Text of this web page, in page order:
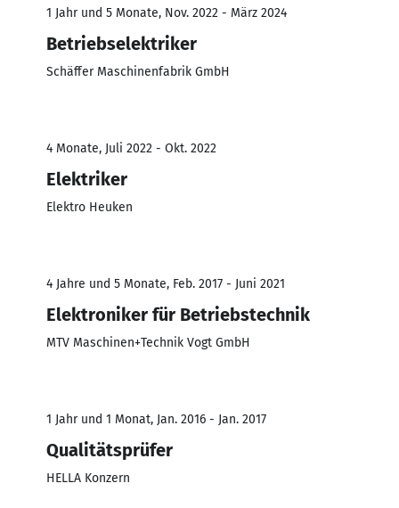
1 Jahr und 5 Monate, Nov. 2022 - März 2024
Betriebselektriker
Schäffer Maschinenfabrik GmbH
4 Monate, Juli 2022 - Okt. 2022
Elektriker
Elektro Heuken
4 Jahre und 5 Monate, Feb. 2017 - Juni 2021
Elektroniker für Betriebstechnik
MTV Maschinen+Technik Vogt GmbH
1 Jahr und 1 Monat, Jan. 2016 - Jan. 2017
Qualitätsprüfer
HELLA Konzern